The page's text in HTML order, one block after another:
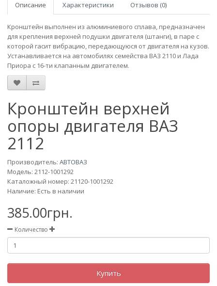
Описание Характеристики Отзывов (0)
Кронштейн выполнен из алюминиевого сплава, предназначен
для крепления верхней подушки двигателя (штанги), в паре с
которой гасит вибрацию, передающуюся от двигателя на кузов.
Устанавливается на автомобилях семейства ВАЗ 2110 и Лада
Приора с 16-ти клапанным двигателем.
Кронштейн верхней
опоры двигателя ВАЗ
2112
Производитель: АВТОВАЗ
Модель: 2112-1001292
Каталожный номер: 21120-1001292
Наличие: Есть в наличии
385.00грн.
Количество
Купить